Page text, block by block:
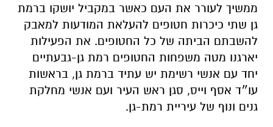
ממשיך לעורר את העם כאשר במקביל יושקו ברמת
גן שתי כיכרות חטופים להעלאת המודעות למאבק
להשבתם הביתה של כל החטופים. את הפעילות
יארגנו מטה משפחות החטופים רמת גן-גבעתיים
יחד עם אנשי רשימת יש עתיד ברמת גן, בראשות
עו״ד אסף וייס, סגן ראש העיר ועם אנשי מחלקת
גנים ונוף של עיריית רמת-גן.